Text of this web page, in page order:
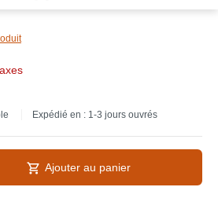
Expédié en : 1-3 jours ouvrés
Ajouter au panier